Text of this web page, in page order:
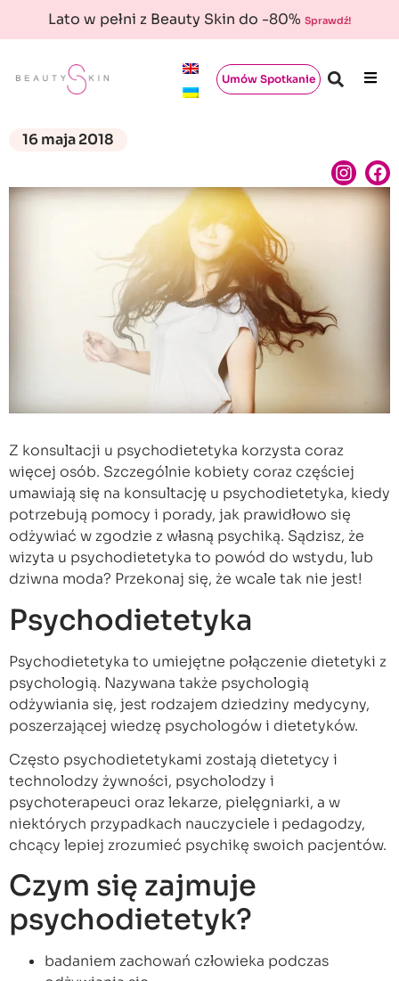
Lato w pełni z Beauty Skin do -80% Sprawdź!
Umów Spotkanie
16 maja 2018
Z konsultacji u psychodietetyka korzysta coraz
więcej osób. Szczególnie kobiety coraz częściej
umawiają się na konsultację u psychodietetyka, kiedy
potrzebują pomocy i porady, jak prawidłowo się
odżywiać w zgodzie z własną psychiką. Sądzisz, że
wizyta u psychodietetyka to powód do wstydu, lub
dziwna moda? Przekonaj się, że wcale tak nie jest!
Psychodietetyka
Psychodietetyka to umiejętne połączenie dietetyki z
psychologią. Nazywana także psychologią
odżywiania się, jest rodzajem dziedziny medycyny,
poszerzającej wiedzę psychologów i dietetyków.
Często psychodietetykami zostają dietetycy i
technolodzy żywności, psycholodzy i
psychoterapeuci oraz lekarze, pielęgniarki, a w
niektórych przypadkach nauczyciele i pedagodzy,
chcący lepiej zrozumieć psychikę swoich pacjentów.
Czym się zajmuje
psychodietetyk?
badaniem zachowań człowieka podczas